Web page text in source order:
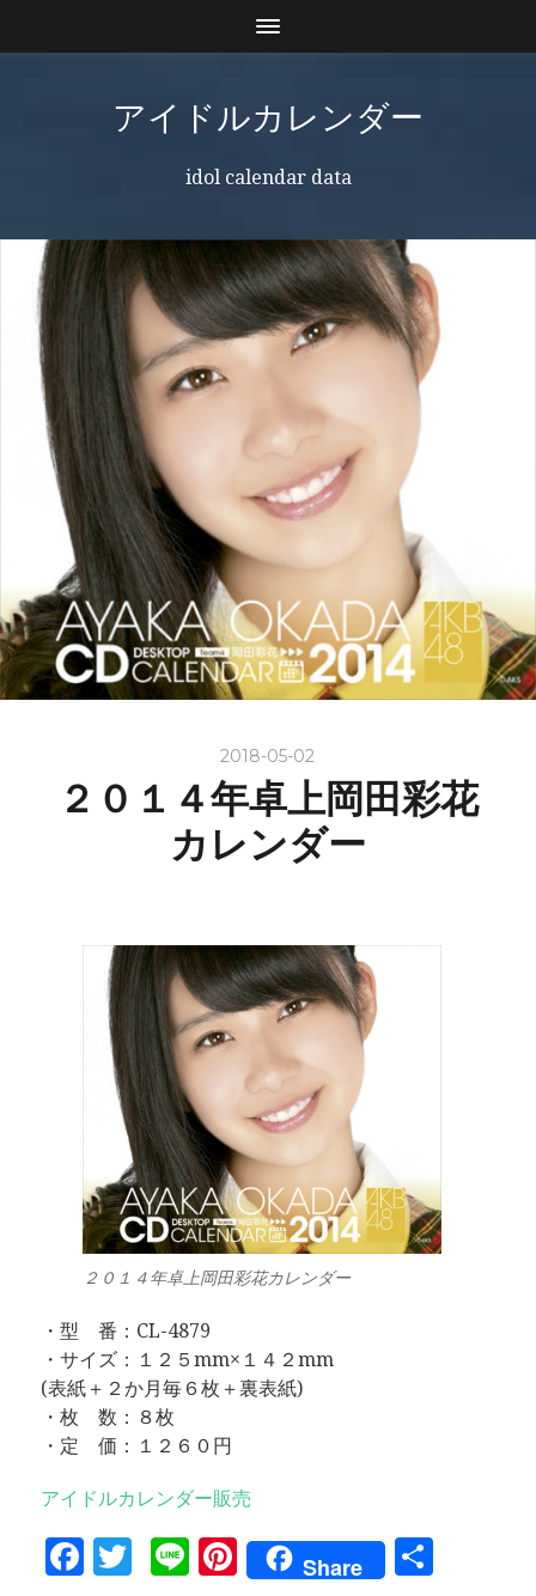
アイドルカレンダー
idol calendar data
2018-05-02
２０１４年卓上岡田彩花
カレンダー
２０１４年卓上岡田彩花カレンダー
・型 番：CL-4879
・サイズ：１２５mm×１４２mm
(表紙＋２か月毎６枚＋裏表紙)
・枚 数：８枚
・定 価：１２６０円
アイドルカレンダー販売
Facebook
Twitter
LinePinterest
Share